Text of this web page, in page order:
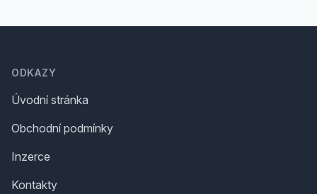
ODKAZY
Úvodní stránka
Obchodní podmínky
Inzerce
Kontakty